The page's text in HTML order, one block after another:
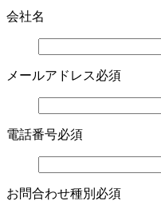
会社名
メールアドレス必須
電話番号必須
お問合わせ種別 必須